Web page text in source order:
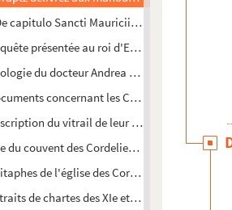
capitulo Sancti Mauricii Salinis ». Note
présentée au roi d'Espagne, comme
du docteur Andrea Trevisio, médecin
concernant les Cordeliers de Salins
du vitrail de leur église qui
du couvent des Cordeliers de Salins, en
de l'église des Cordeliers de Salins
de chartes des XIe et XIIe siècles